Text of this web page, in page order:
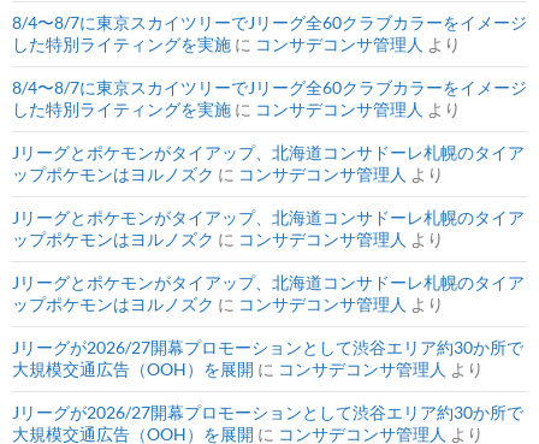
8/4〜8/7に東京スカイツリーでJリーグ全60クラブカラーをイメージ
した特別ライティングを実施 に コンサデコンサ管理人 より
8/4〜8/7に東京スカイツリーでJリーグ全60クラブカラーをイメージ
した特別ライティングを実施 に コンサデコンサ管理人 より
Jリーグとポケモンがタイアップ、北海道コンサドーレ札幌のタイア
ップポケモンはヨルノズク に コンサデコンサ管理人 より
Jリーグとポケモンがタイアップ、北海道コンサドーレ札幌のタイア
ップポケモンはヨルノズク に コンサデコンサ管理人 より
Jリーグとポケモンがタイアップ、北海道コンサドーレ札幌のタイア
ップポケモンはヨルノズク に コンサデコンサ管理人 より
Jリーグが2026/27開幕プロモーションとして渋谷エリア約30か所で
大規模交通広告（OOH）を展開 に コンサデコンサ管理人 より
Jリーグが2026/27開幕プロモーションとして渋谷エリア約30か所で
大規模交通広告（OOH）を展開 に コンサデコンサ管理人 より